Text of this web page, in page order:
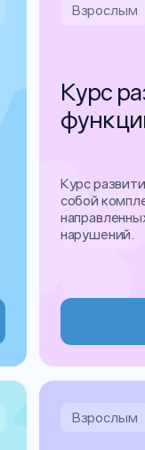
Взрослым
Курс
Курс
собой
нарушений.
Взрослым